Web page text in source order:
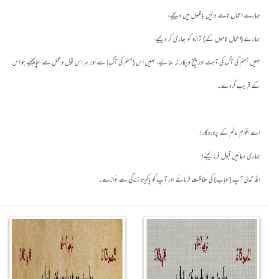
ہمارے اعمال نامے دائیں ہاتھوں میں دیجیے،
ہمارے (اعمال ناموں کے) ترازو کو بھاری کر دیجیے،
ہمیں جہنم کی آگ کی آہٹ اور چیخ وپکار نہ سنائیے، ہمیں اس (جہنم کی آگ) سے اور ہر اس قول وعمل سے بچالیجئیے جو اس
کے قریب کردے۔
اے اقوامِ عالَم کے پروردگار !
ہماری دعائیں قبول فرما لیجئے!
اللّٰہ تعالیٰ آپ (احباب) کی حفاظت فرمائے اور آپ کو پاکیزہ زندگی سے نوازے۔